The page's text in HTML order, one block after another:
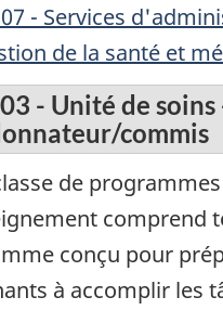
- Services
de la santé et
- Unité de soins
commis
de programmes
comprend
conçu pour
à accomplir les